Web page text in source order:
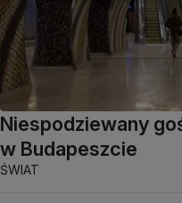
Niespodziewany
w Budapeszcie
ŚWIAT